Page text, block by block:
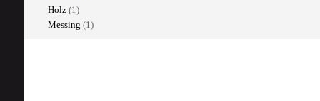
Holz (1)
Messing (1)